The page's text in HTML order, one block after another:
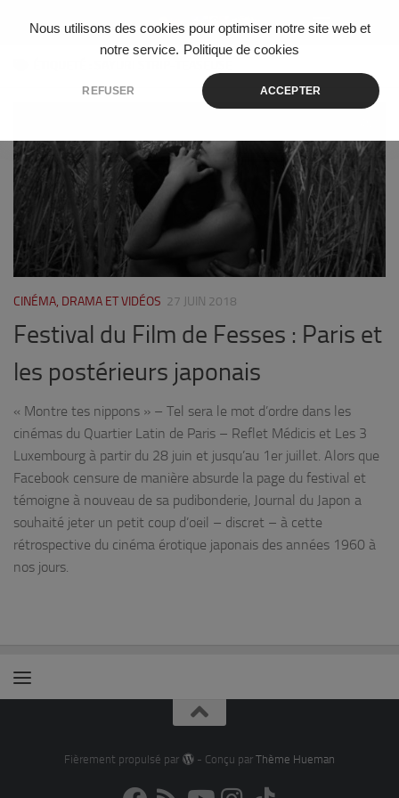
Nous utilisons des cookies pour optimiser notre site web et
notre service. Politique de cookies
REFUSER ACCEPTER
Skip to content
CINÉMA, DRAMA ET VIDÉOS 27 JUIN 2018
Festival du Film de Fesses : Paris et
les postérieurs japonais
« Montre tes nippons » – Tel sera le mot d’ordre dans les
cinémas du Quartier Latin de Paris – Reflet Médicis et Les 3
Luxembourg à partir du 28 juin et jusqu’au 1er juillet. Alors que
Facebook censure de manière absurde la page du festival et
témoigne à nouveau de sa pudibonderie, Journal du Japon a
souhaité jeter un petit coup d’oeil – discret – à cette
rétrospective du cinéma érotique japonais des années 1960 à
nos jours.
Fièrement propulsé par - Conçu par Thème Hueman